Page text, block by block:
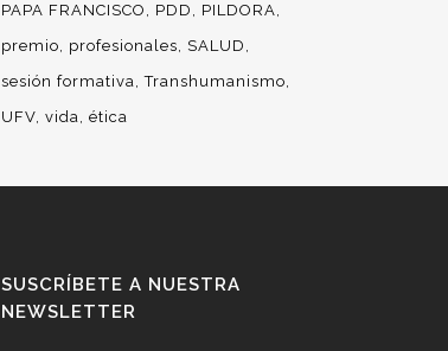
PAPA FRANCISCO
PDD
PILDORA
premio
profesionales
SALUD
sesión formativa Transhumanismo
UFV vida ética
SUSCRÍBETE A NUESTRA
NEWSLETTER